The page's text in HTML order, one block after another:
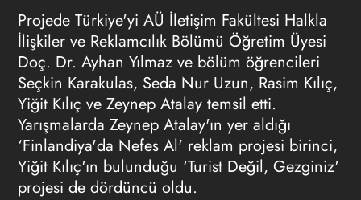
Projede Türkiye'yi AÜ İletişim Fakültesi Halkla
İlişkiler ve Reklamcılık Bölümü Öğretim Üyesi
Doç. Dr. Ayhan Yılmaz ve bölüm öğrencileri
Seçkin Karakulas, Seda Nur Uzun, Rasim Kılıç,
Yiğit Kılıç ve Zeynep Atalay temsil etti.
Yarışmalarda Zeynep Atalay'ın yer aldığı
‘Finlandiya'da Nefes Al' reklam projesi birinci,
Yiğit Kılıç'ın bulunduğu ‘Turist Değil, Gezginiz'
projesi de dördüncü oldu.